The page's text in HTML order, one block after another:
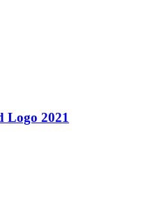
Logo 2021